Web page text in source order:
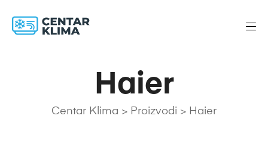
Centar Klima > Proizvodi > Haier
Haier